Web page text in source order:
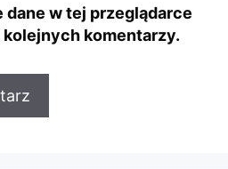
dane w tej przeglądarce
kolejnych komentarzy.